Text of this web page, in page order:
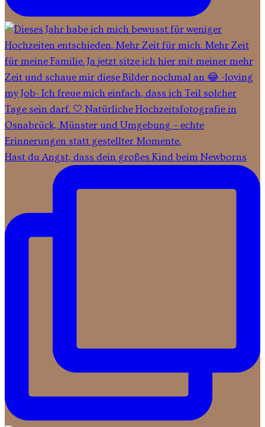
Hast du Angst, dass dein großes Kind beim Newborns